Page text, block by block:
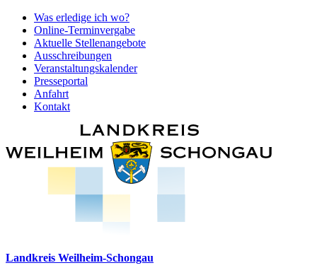
Was erledige ich wo?
Online-Terminvergabe
Aktuelle Stellenangebote
Ausschreibungen
Veranstaltungskalender
Presseportal
Anfahrt
Kontakt
Landkreis Weilheim-Schongau